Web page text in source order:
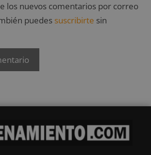
los nuevos comentarios por correo
puedes suscribirte sin